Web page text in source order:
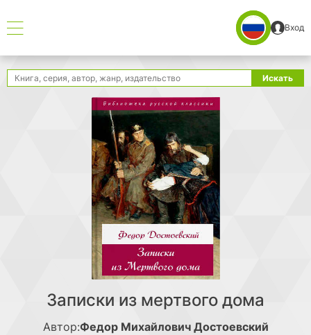
Вход
Поиск Искать
Записки из мертвого дома
Автор:Федор Михайлович Достоевский